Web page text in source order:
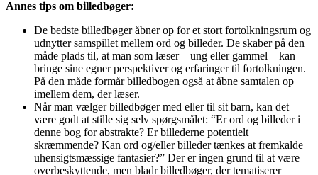
Annes tips om billedbøger:
De bedste billedbøger åbner op for et stort fortolkningsrum og
udnytter samspillet mellem ord og billeder. De skaber på den
måde plads til, at man som læser – ung eller gammel – kan
bringe sine egner perspektiver og erfaringer til fortolkningen.
På den måde formår billedbogen også at åbne samtalen op
imellem dem, der læser.
Når man vælger billedbøger med eller til sit barn, kan det
være godt at stille sig selv spørgsmålet: “Er ord og billeder i
denne bog for abstrakte? Er billederne potentielt
skræmmende? Kan ord og/eller billeder tænkes at fremkalde
uhensigtsmæssige fantasier?” Der er ingen grund til at være
overbeskyttende, men bladr billedbøger, der tematiserer